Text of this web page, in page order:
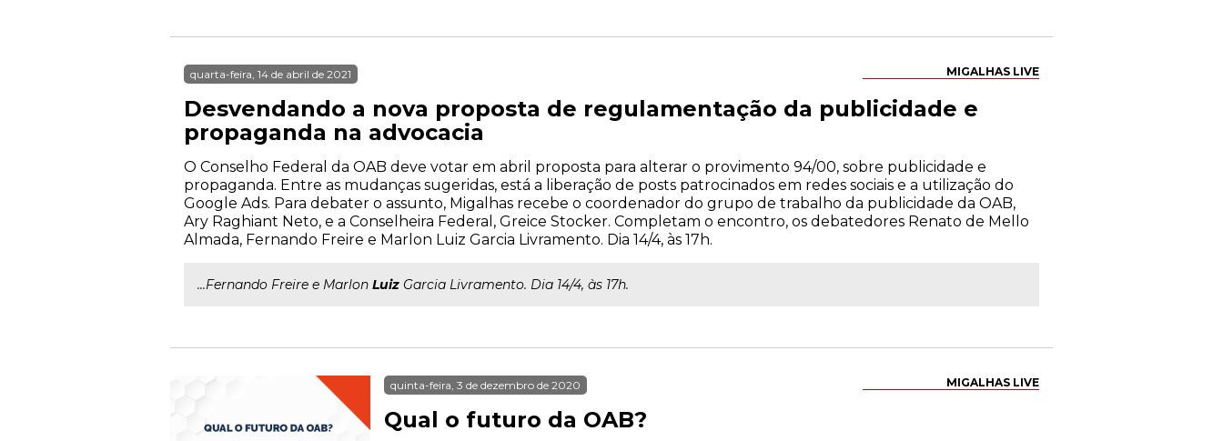
MIGALHAS LIVE
quarta-feira, 14 de abril de 2021
Desvendando a nova proposta de regulamentação da publicidade e
propaganda na advocacia
O Conselho Federal da OAB deve votar em abril proposta para alterar o provimento 94/00, sobre publicidade e
propaganda. Entre as mudanças sugeridas, está a liberação de posts patrocinados em redes sociais e a utilização do
Google Ads. Para debater o assunto, Migalhas recebe o coordenador do grupo de trabalho da publicidade da OAB,
Ary Raghiant Neto, e a Conselheira Federal, Greice Stocker. Completam o encontro, os debatedores Renato de Mello
Almada, Fernando Freire e Marlon Luiz Garcia Livramento. Dia 14/4, às 17h.
...Fernando Freire e Marlon Luiz Garcia Livramento. Dia 14/4, às 17h.
MIGALHAS LIVE
quinta-feira, 3 de dezembro de 2020
Qual o futuro da OAB?